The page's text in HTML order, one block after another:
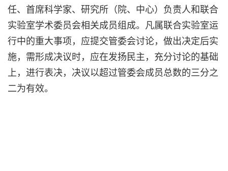
任、首席科学家、研究所（院、中心）负责人和联合
实验室学术委员会相关成员组成。凡属联合实验室运
行中的重大事项，应提交管委会讨论，做出决定后实
施，需形成决议时，应在发扬民主，充分讨论的基础
上，进行表决，决议以超过管委会成员总数的三分之
二为有效。